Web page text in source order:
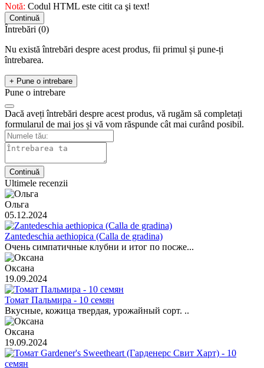
Notă: Codul HTML este citit ca şi text!
Continuă
Întrebări (0)
Nu există întrebări despre acest produs, fii primul și pune-ți
întrebarea.
+ Pune o intrebare
Pune o intrebare
Dacă aveți întrebări despre acest produs, vă rugăm să completați
formularul de mai jos și vă vom răspunde cât mai curând posibil.
Continuă
Ultimele recenzii
Ольга
05.12.2024
Zantedeschia aethiopica (Calla de gradina)
Очень симпатичные клубни и итог по посже...
Оксана
19.09.2024
Томат Пальмира - 10 семян
Вкусные, кожица твердая, урожайный сорт. ..
Оксана
19.09.2024